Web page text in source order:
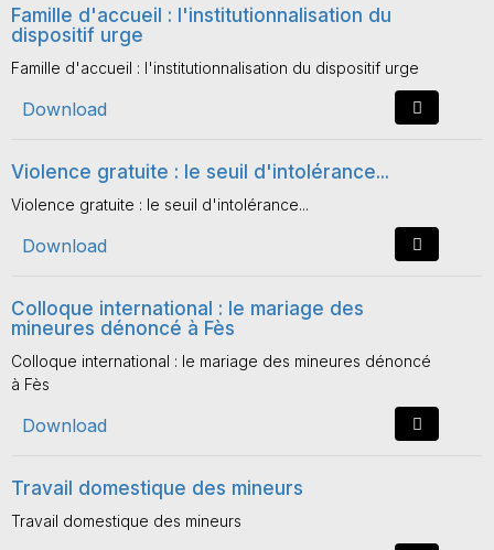
Famille d'accueil : l'institutionnalisation du
dispositif urge
Famille d'accueil : l'institutionnalisation du dispositif urge
Download
Violence gratuite : le seuil d'intolérance...
Violence gratuite : le seuil d'intolérance...
Download
Colloque international : le mariage des
mineures dénoncé à Fès
Colloque international : le mariage des mineures dénoncé
à Fès
Download
Travail domestique des mineurs
Travail domestique des mineurs